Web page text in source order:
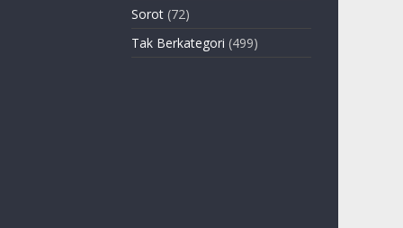
Sorot (72)
Tak Berkategori (499)